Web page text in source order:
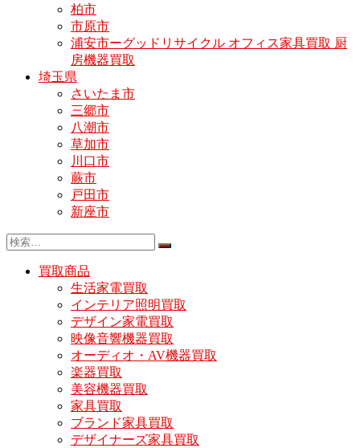
柏市
市原市
浦安市ーグッドリサイクル オフィス家具買取 厨
房機器買取
埼玉県
さいたま市
三郷市
八潮市
草加市
川口市
蕨市
戸田市
新座市
買取商品
生活家電買取
インテリア照明買取
デザイン家電買取
映像音響機器買取
オーディオ・AV機器買取
楽器買取
美容機器買取
家具買取
ブランド家具買取
デザイナーズ家具買取